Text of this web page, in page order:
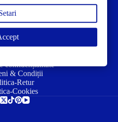
utile
confidențialitate
& Condiții
Retur
Cookies